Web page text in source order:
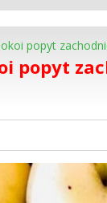
popyt
popyt